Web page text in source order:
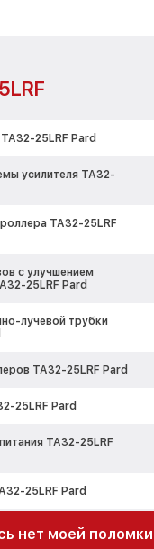
25LRF Pard
усилителя TA32-
TA32-25LRF
с улучшением
25LRF Pard
лучевой трубки
TA32-25LRF Pard
25LRF Pard
TA32-25LRF
25LRF Pard
нет моей поломки